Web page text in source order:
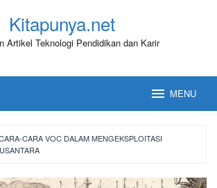
Kitapunya.net
Artikel Teknologi Pendidikan dan Karir
MENU
CARA VOC DALAM MENGEKSPLOITASI